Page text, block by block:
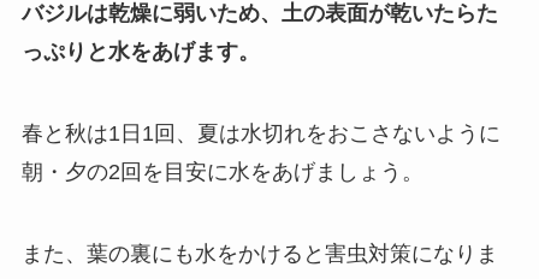
バジルは乾燥に弱いため、土の表面が乾いたらた
っぷりと水をあげます。
春と秋は1日1回、夏は水切れをおこさないように
朝・夕の2回を目安に水をあげましょう。
また、葉の裏にも水をかけると害虫対策になりま